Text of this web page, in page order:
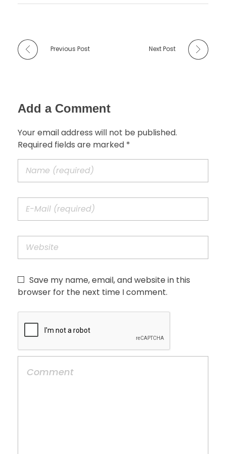
Previous Post Next Post
Add a Comment
Your email address will not be published.
Required fields are marked *
Save my name, email, and website in this
browser for the next time I comment.